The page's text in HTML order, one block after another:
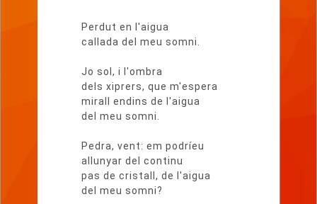
Perdut en l'aigua
callada del meu somni.
Jo sol, i l'ombra
dels xiprers, que m'espera
mirall endins de l'aigua
del meu somni.
Pedra, vent: em podríeu
allunyar del continu
pas de cristall, de l'aigua
del meu somni?